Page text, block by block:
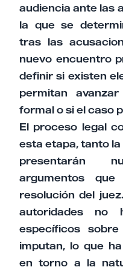
audiencia ante las
la que se
tras las
nuevo encuentro
definir si existen
permitan
formal o si el caso
El proceso legal
esta etapa, tanto
presentarán
argumentos
resolución del
autoridades no
específicos
imputan, lo que
en torno a la